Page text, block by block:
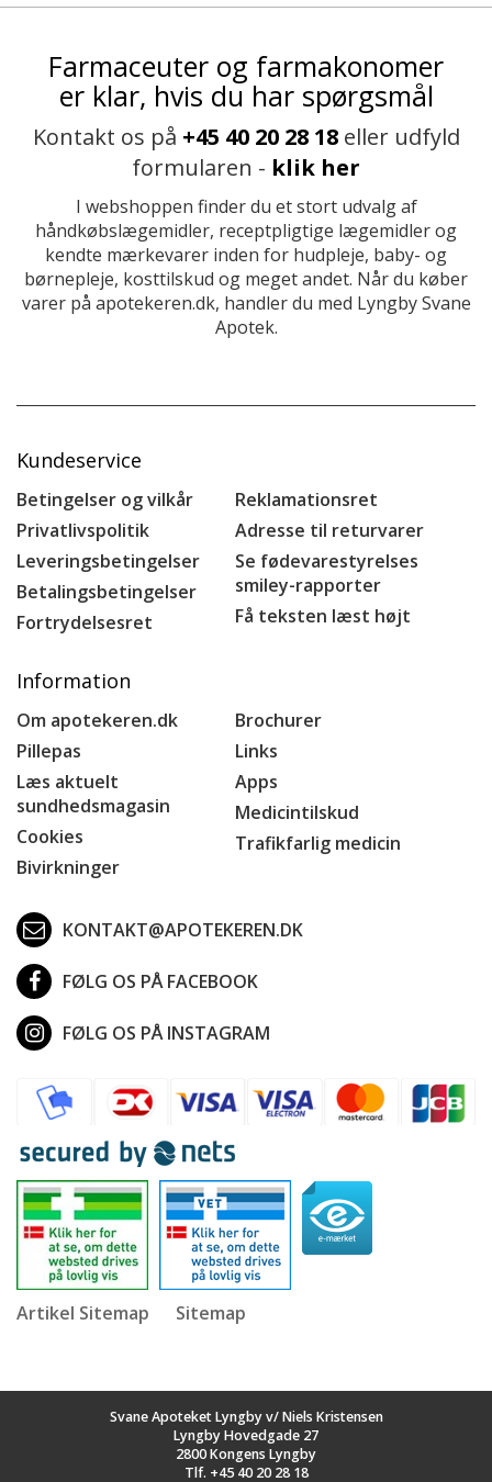
Farmaceuter og farmakonomer
er klar, hvis du har spørgsmål
Kontakt os på +45 40 20 28 18eller udfyld
formularen - klik her
I webshoppen finder du et stort udvalg af
håndkøbslægemidler, receptpligtige lægemidler og
kendte mærkevarer inden for hudpleje, baby- og
børnepleje, kosttilskud og meget andet. Når du køber
varer på apotekeren.dk, handler du med Lyngby Svane
Apotek.
Kundeservice
Betingelser og vilkår
Privatlivspolitik
Leveringsbetingelser
Betalingsbetingelser
Fortrydelsesret
Reklamationsret
Adresse til returvarer
Se fødevarestyrelses
smiley-rapporter
Få teksten læst højt
Information
Om apotekeren.dk
Pillepas
Læs aktuelt
sundhedsmagasin
Cookies
Bivirkninger
Brochurer
Links
Apps
Medicintilskud
Trafikfarlig medicin
KONTAKT@APOTEKEREN.DK
FØLG OS PÅ FACEBOOK
FØLG OS PÅ INSTAGRAM
Artikel Sitemap Sitemap
Svane Apoteket Lyngby v/ Niels Kristensen
Lyngby Hovedgade 27
2800 Kongens Lyngby
Tlf. +45 40 20 28 18